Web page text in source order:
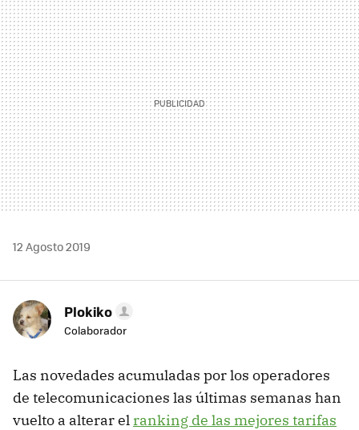
MAIL
12 Agosto 2019
Plokiko
Colaborador
Las novedades acumuladas por los operadores
de telecomunicaciones las últimas semanas han
vuelto a alterar el ranking de las mejores tarifas